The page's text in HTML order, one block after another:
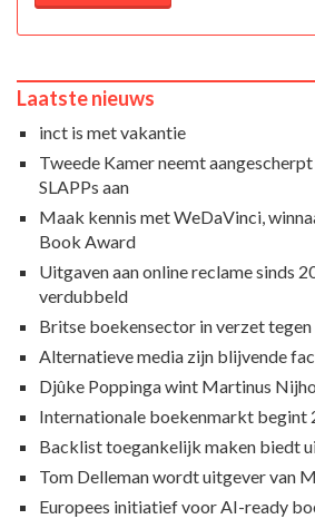
Laatste nieuws
inct is met vakantie
Tweede Kamer neemt
SLAPPs aan
Maak kennis met WeDaVinci,
Book Award
Uitgaven aan online reclame sinds
verdubbeld
Britse boekensector in verzet
Alternatieve media zijn blijvende
Djûke Poppinga wint Martinus
Internationale boekenmarkt begint
Backlist toegankelijk maken biedt
Tom Delleman wordt uitgever van
Europees initiatief voor AI-ready